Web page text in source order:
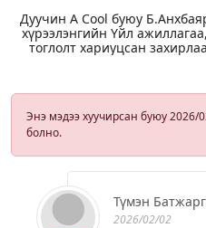
Дуучин A Cool буюу
хүрээлэнгийн Үйл
тоглолт хариуцсан
Энэ мэдээ хуучирсан буюу 2026/
болно.
Түмэн
2026/02/02